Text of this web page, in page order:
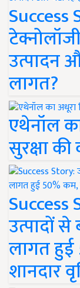
Success
उत्पादन
लागत?
एथेनॉल
सुरक्षा
उत्पादों
लागत
शानदार